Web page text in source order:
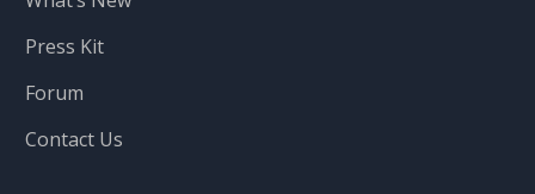
Press Kit
Forum
Contact Us